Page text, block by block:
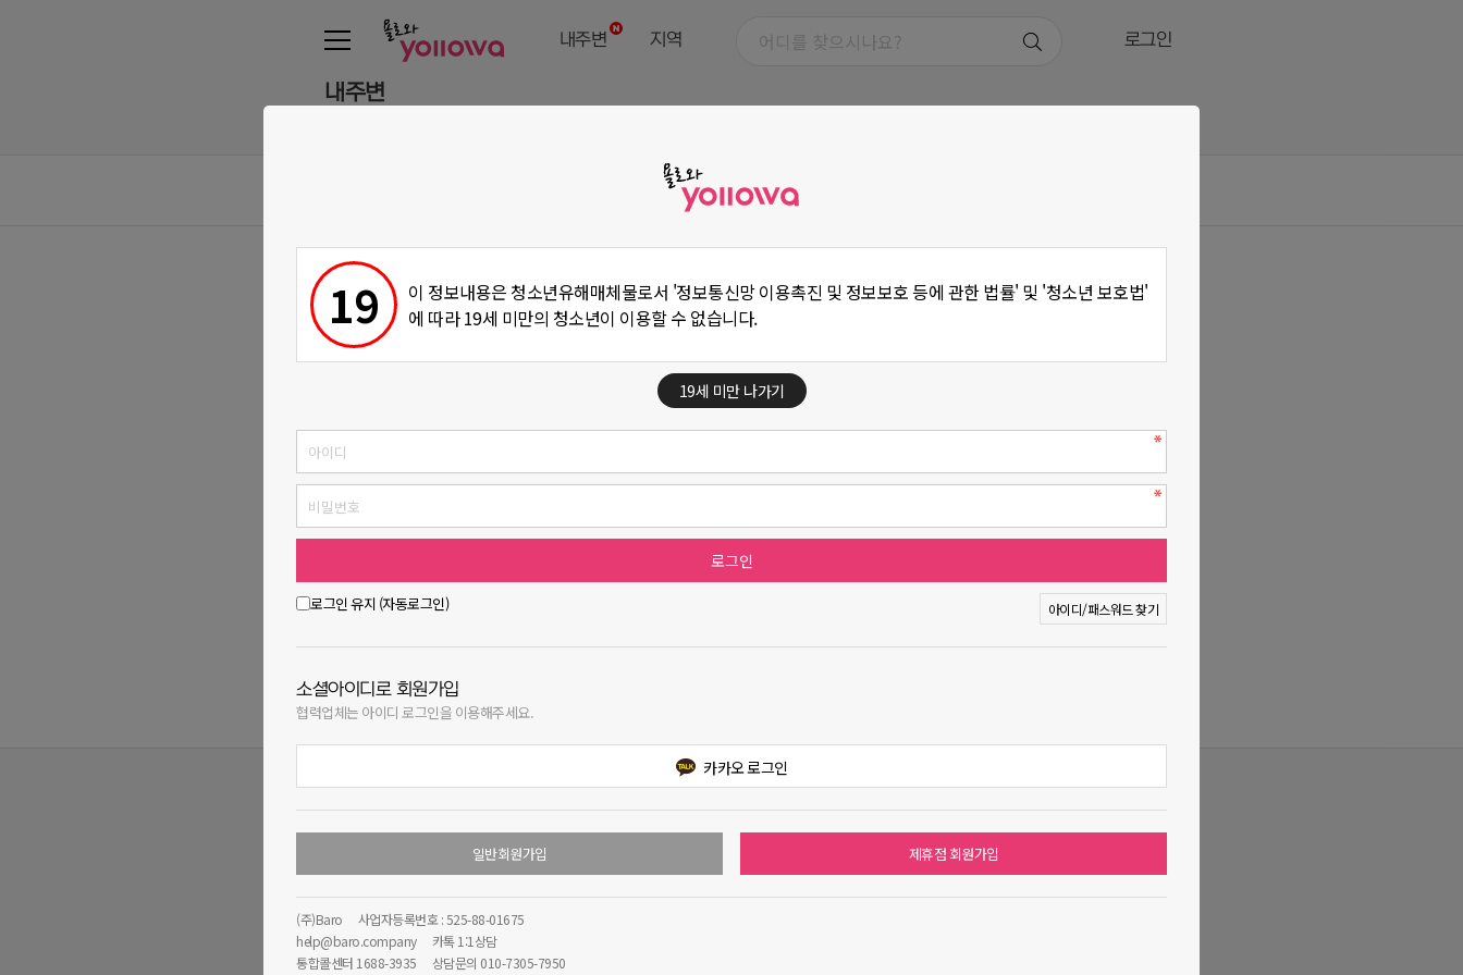
내주변 지역 로그인
내주변
중고장터 교육 커뮤니티
19
이 정보내용은 청소년유해매체물로서 '정보통신망 이용촉진 및 정보보호 등에 관한 법률' 및 '청소년 보호법'
에 따라 19세 미만의 청소년이 이용할 수 없습니다.
19세 미만 나가기
로그인 유지 (자동로그인) 아이디/패스워드 찾기
소셜아이디로 회원가입
협력업체는 아이디 로그인을 이용해주세요.
카카오 로그인
일반회원가입 제휴점 회원가입
(주)Baro
사업자등록번호 : 525-88-01675
help@baro.company
카톡 1:1상담
통합콜센터 1688-3935
상담문의 010-7305-7950
욜로와 추천업체
위치기반 서비스 이용약관
바로이노베이션 help@baro.company
통신판매업신고: 2021-화성동부-0694호
상담문의 : 010-7305-7950
카톡 1:1상담